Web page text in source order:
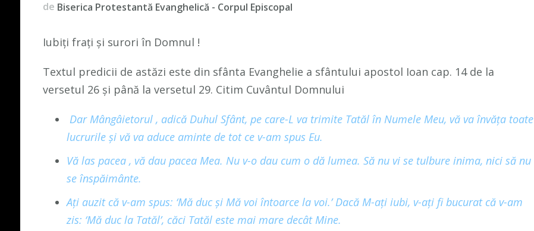
de Biserica Protestantă Evanghelică - Corpul Episcopal
Iubiți frați și surori în Domnul !
Textul predicii de astăzi este din sfânta Evanghelie a sfântului apostol Ioan cap. 14 de la
versetul 26 și până la versetul 29. Citim Cuvântul Domnului
Dar Mângâietorul , adică Duhul Sfânt, pe care-L va trimite Tatăl în Numele Meu, vă va învăţa toate
lucrurile şi vă va aduce aminte de tot ce v-am spus Eu.
Vă las pacea , vă dau pacea Mea. Nu v-o dau cum o dă lumea. Să nu vi se tulbure inima, nici să nu
se înspăimânte.
Aţi auzit că v-am spus: ‘Mă duc şi Mă voi întoarce la voi.’ Dacă M-aţi iubi, v-aţi fi bucurat că v-am
zis: ‘Mă duc la Tatăl’, căci Tatăl este mai mare decât Mine.